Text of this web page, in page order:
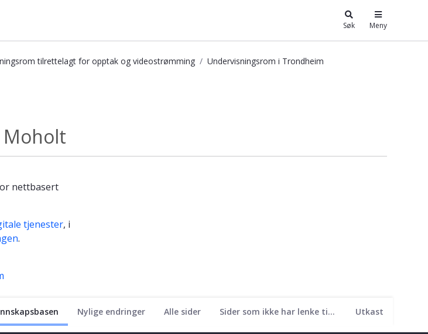
Søk Meny
tilrettelagt for opptak og videostrømming Undervisningsrom i Trondheim
Nylige endringer Alle sider Sider som ikke har lenke til seg Utkast
nettbasert
tjenester, i
.